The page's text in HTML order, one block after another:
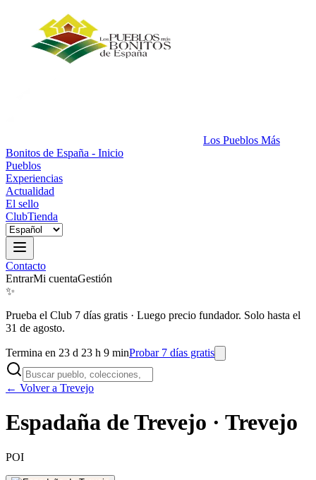
Los Pueblos Más
Bonitos de España - Inicio
Pueblos
Experiencias
Actualidad
El sello
ClubTienda
Contacto
EntrarMi cuentaGestión
✨
Prueba el Club 7 días gratis · Luego precio fundador. Solo hasta el
31 de agosto.
Termina en 23 d 23 h 9 minProbar 7 días gratis
← Volver a Trevejo
Espadaña de Trevejo · Trevejo
POI